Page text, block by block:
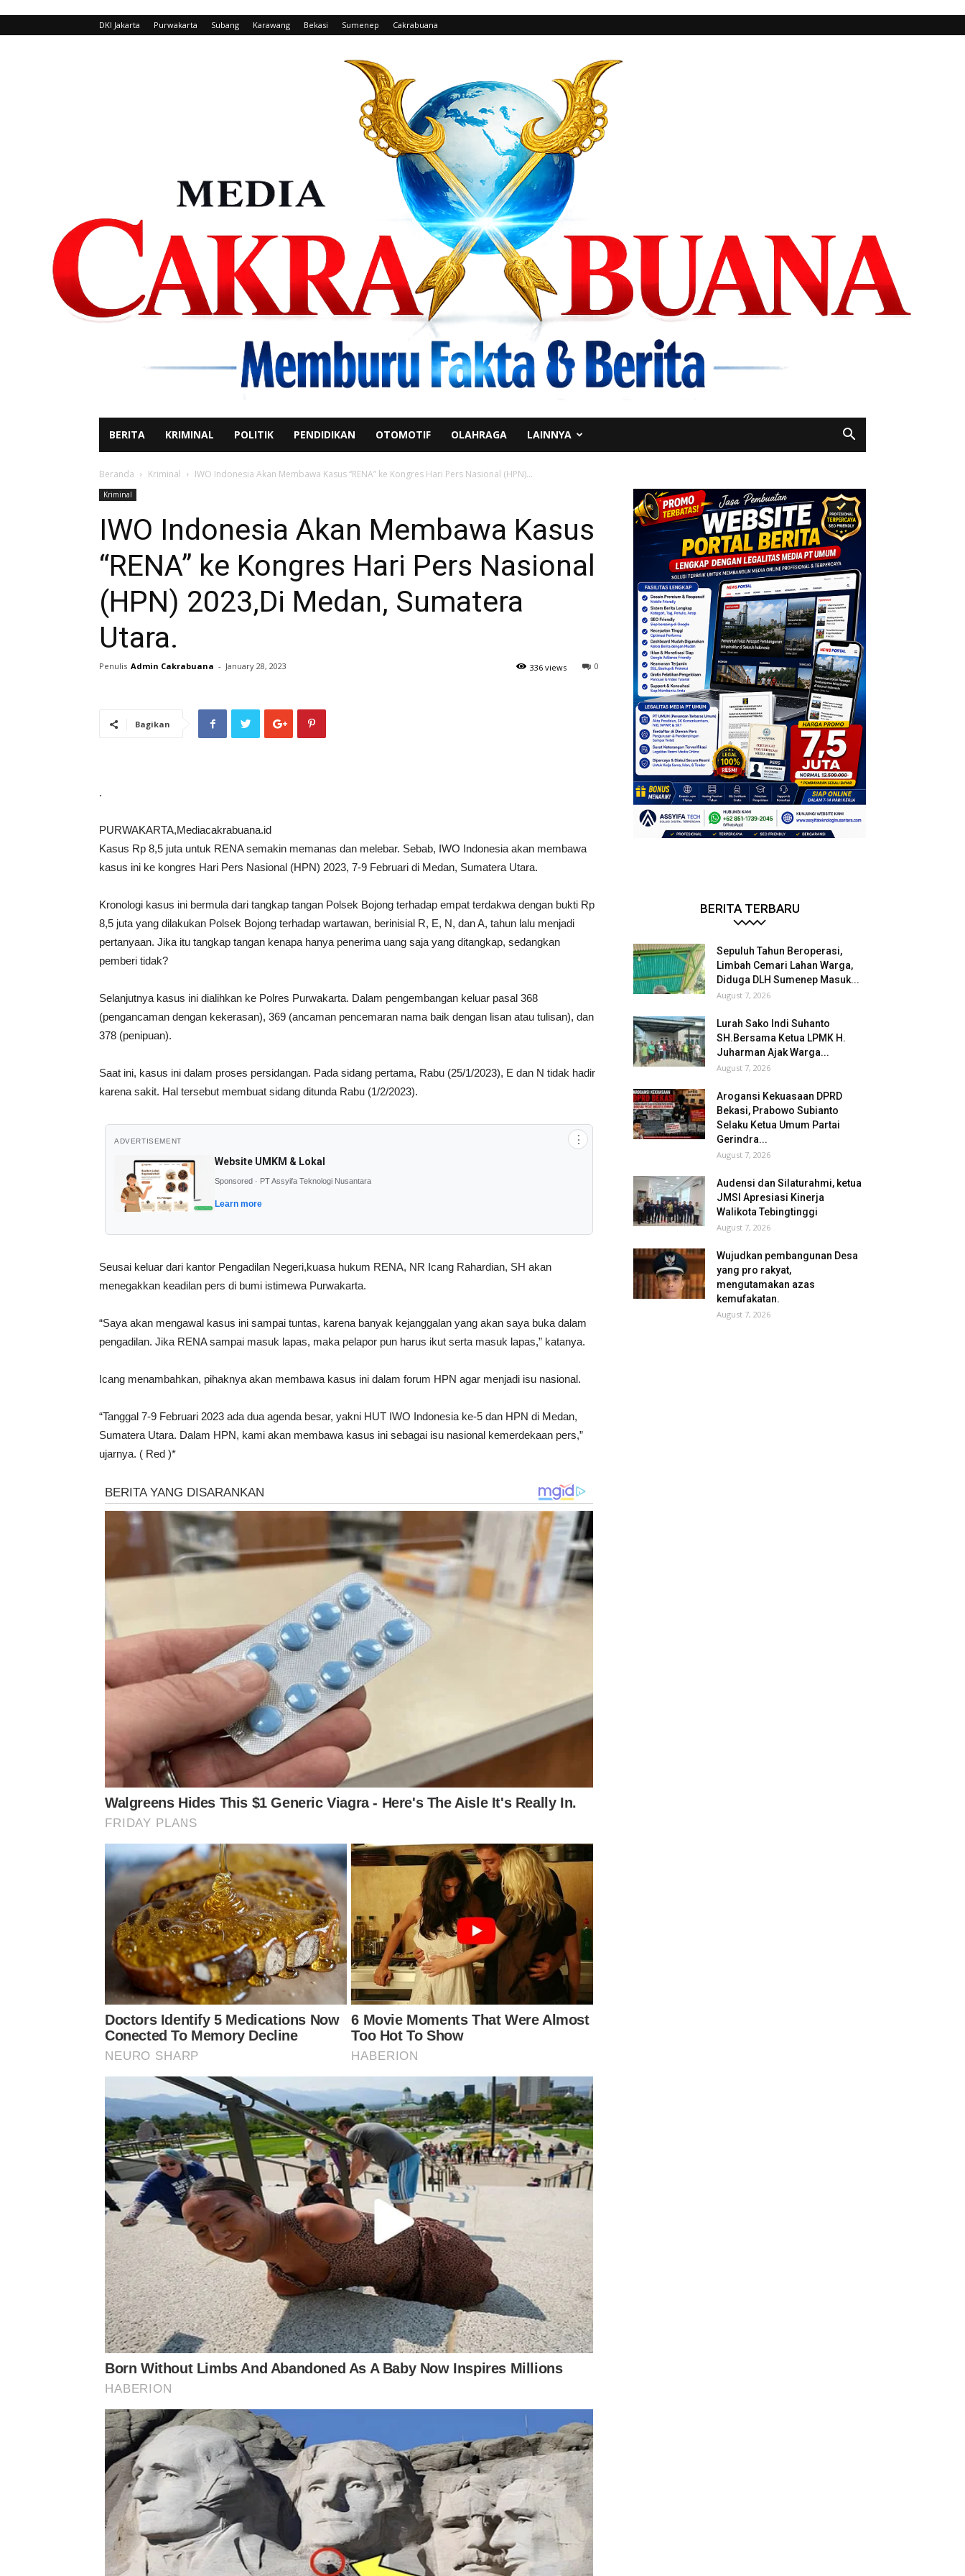
DKI Jakarta Purwakarta Subang Karawang Bekasi Sumenep Cakrabuana
BERITA KRIMINAL POLITIK PENDIDIKAN OTOMOTIF OLAHRAGA LAINNYA
Beranda Kriminal IWO Indonesia Akan Membawa Kasus “RENA” ke Kongres Hari Pers Nasional (HPN)...
Kriminal
IWO Indonesia Akan Membawa Kasus
“RENA” ke Kongres Hari Pers Nasional
(HPN) 2023,Di Medan, Sumatera
Utara.
Penulis Admin Cakrabuana - January 28, 2023 0
336 views
Bagikan
.
PURWAKARTA,Mediacakrabuana.id
Kasus Rp 8,5 juta untuk RENA semakin memanas dan melebar. Sebab, IWO Indonesia akan membawa
kasus ini ke kongres Hari Pers Nasional (HPN) 2023, 7-9 Februari di Medan, Sumatera Utara.
Kronologi kasus ini bermula dari tangkap tangan Polsek Bojong terhadap empat terdakwa dengan bukti Rp
8,5 juta yang dilakukan Polsek Bojong terhadap wartawan, berinisial R, E, N, dan A, tahun lalu menjadi
pertanyaan. Jika itu tangkap tangan kenapa hanya penerima uang saja yang ditangkap, sedangkan
pemberi tidak?
Selanjutnya kasus ini dialihkan ke Polres Purwakarta. Dalam pengembangan keluar pasal 368
(pengancaman dengan kekerasan), 369 (ancaman pencemaran nama baik dengan lisan atau tulisan), dan
378 (penipuan).
Saat ini, kasus ini dalam proses persidangan. Pada sidang pertama, Rabu (25/1/2023), E dan N tidak hadir
karena sakit. Hal tersebut membuat sidang ditunda Rabu (1/2/2023).
ADVERTISEMENT ⋮
Website UMKM & Lokal
Sponsored · PT Assyifa Teknologi Nusantara
Learn more
Seusai keluar dari kantor Pengadilan Negeri,kuasa hukum RENA, NR Icang Rahardian, SH akan
menegakkan keadilan pers di bumi istimewa Purwakarta.
“Saya akan mengawal kasus ini sampai tuntas, karena banyak kejanggalan yang akan saya buka dalam
pengadilan. Jika RENA sampai masuk lapas, maka pelapor pun harus ikut serta masuk lapas,” katanya.
Icang menambahkan, pihaknya akan membawa kasus ini dalam forum HPN agar menjadi isu nasional.
“Tanggal 7-9 Februari 2023 ada dua agenda besar, yakni HUT IWO Indonesia ke-5 dan HPN di Medan,
Sumatera Utara. Dalam HPN, kami akan membawa kasus ini sebagai isu nasional kemerdekaan pers,”
ujarnya. ( Red )*
BERITA TERBARU
Sepuluh Tahun Beroperasi,
Limbah Cemari Lahan Warga,
Diduga DLH Sumenep Masuk...
August 7, 2026
Lurah Sako Indi Suhanto
SH.Bersama Ketua LPMK H.
Juharman Ajak Warga...
August 7, 2026
Arogansi Kekuasaan DPRD
Bekasi, Prabowo Subianto
Selaku Ketua Umum Partai
Gerindra...
August 7, 2026
Audensi dan Silaturahmi, ketua
JMSI Apresiasi Kinerja
Walikota Tebingtinggi
August 7, 2026
Wujudkan pembangunan Desa
yang pro rakyat,
mengutamakan azas
kemufakatan.
August 7, 2026